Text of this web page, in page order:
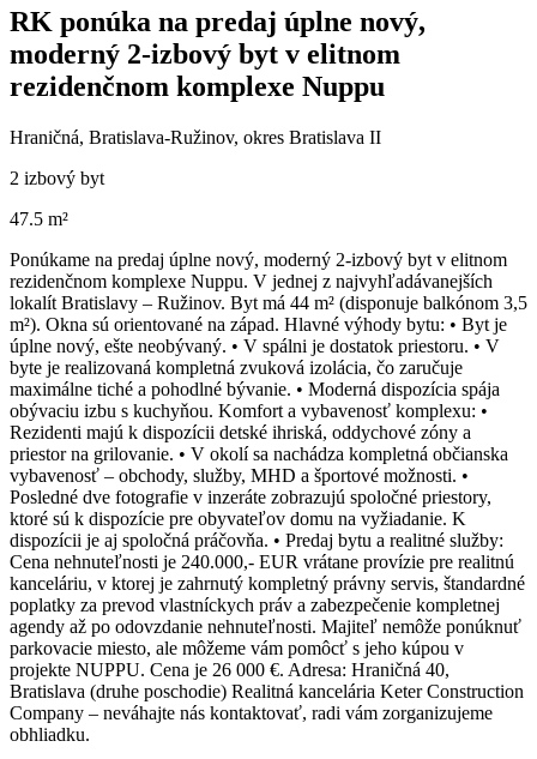
RK ponúka na predaj úplne nový,
moderný 2-izbový byt v elitnom
rezidenčnom komplexe Nuppu
Hraničná, Bratislava-Ružinov, okres Bratislava II
2 izbový byt
47.5 m²
Ponúkame na predaj úplne nový, moderný 2-izbový byt v elitnom
rezidenčnom komplexe Nuppu. V jednej z najvyhľadávanejších
lokalít Bratislavy – Ružinov. Byt má 44 m² (disponuje balkónom 3,5
m²). Okna sú orientované na západ. Hlavné výhody bytu: • Byt je
úplne nový, ešte neobývaný. • V spálni je dostatok priestoru. • V
byte je realizovaná kompletná zvuková izolácia, čo zaručuje
maximálne tiché a pohodlné bývanie. • Moderná dispozícia spája
obývaciu izbu s kuchyňou. Komfort a vybavenosť komplexu: •
Rezidenti majú k dispozícii detské ihriská, oddychové zóny a
priestor na grilovanie. • V okolí sa nachádza kompletná občianska
vybavenosť – obchody, služby, MHD a športové možnosti. •
Posledné dve fotografie v inzeráte zobrazujú spoločné priestory,
ktoré sú k dispozície pre obyvateľov domu na vyžiadanie. K
dispozícii je aj spoločná práčovňa. • Predaj bytu a realitné služby:
Cena nehnuteľnosti je 240.000,- EUR vrátane provízie pre realitnú
kanceláriu, v ktorej je zahrnutý kompletný právny servis, štandardné
poplatky za prevod vlastníckych práv a zabezpečenie kompletnej
agendy až po odovzdanie nehnuteľnosti. Majiteľ nemôže ponúknuť
parkovacie miesto, ale môžeme vám pomôcť s jeho kúpou v
projekte NUPPU. Cena je 26 000 €. Adresa: Hraničná 40,
Bratislava (druhe poschodie) Realitná kancelária Keter Construction
Company – neváhajte nás kontaktovať, radi vám zorganizujeme
obhliadku.